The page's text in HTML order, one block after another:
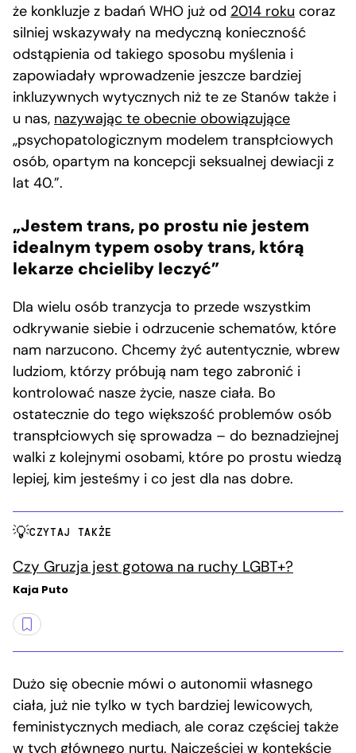
że konkluzje z badań WHO już od 2014 roku coraz
silniej wskazywały na medyczną konieczność
odstąpienia od takiego sposobu myślenia i
zapowiadały wprowadzenie jeszcze bardziej
inkluzywnych wytycznych niż te ze Stanów także i
u nas, nazywając te obecnie obowiązujące
„psychopatologicznym modelem transpłciowych
osób, opartym na koncepcji seksualnej dewiacji z
lat 40.”.
„Jestem trans, po prostu nie jestem
idealnym typem osoby trans, którą
lekarze chcieliby leczyć”
Dla wielu osób tranzycja to przede wszystkim
odkrywanie siebie i odrzucenie schematów, które
nam narzucono. Chcemy żyć autentycznie, wbrew
ludziom, którzy próbują nam tego zabronić i
kontrolować nasze życie, nasze ciała. Bo
ostatecznie do tego większość problemów osób
transpłciowych się sprowadza – do beznadziejnej
walki z kolejnymi osobami, które po prostu wiedzą
lepiej, kim jesteśmy i co jest dla nas dobre.
CZYTAJ TAKŻE
Czy Gruzja jest gotowa na ruchy LGBT+?
Kaja Puto
Dużo się obecnie mówi o autonomii własnego
ciała, już nie tylko w tych bardziej lewicowych,
feministycznych mediach, ale coraz częściej także
w tych głównego nurtu. Najczęściej w kontekście